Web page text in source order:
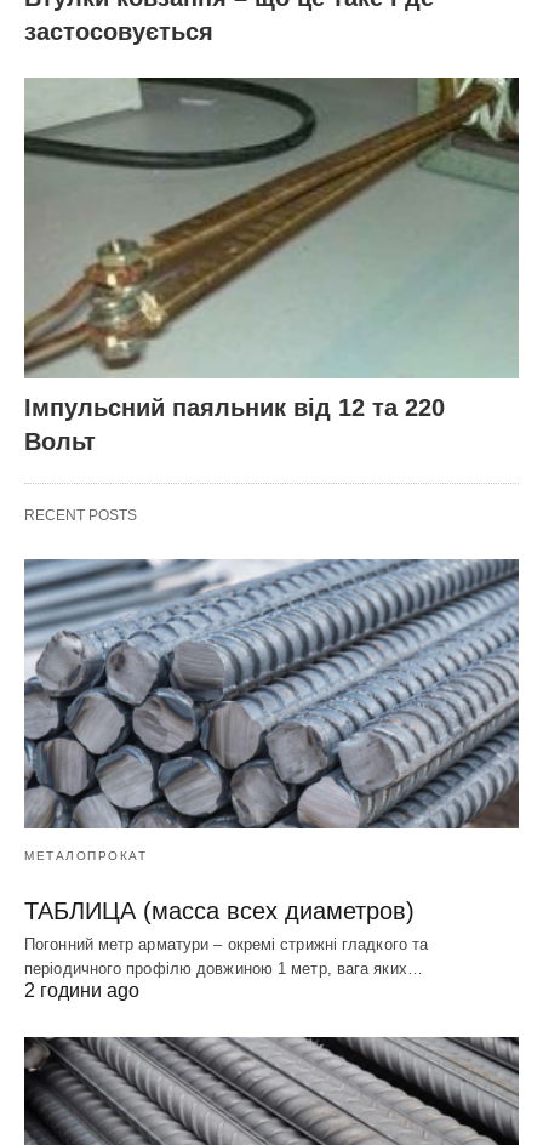
застосовується
Імпульсний паяльник від 12 та 220
Вольт
RECENT POSTS
МЕТАЛОПРОКАТ
ТАБЛИЦА (масса всех диаметров)
Погонний метр арматури – окремі стрижні гладкого та
періодичного профілю довжиною 1 метр, вага яких…
2 години ago